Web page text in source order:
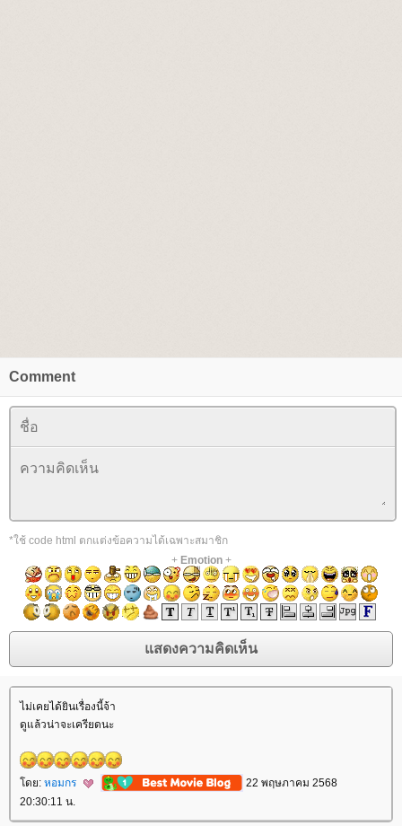
Comment
*ใช้ code html ตกแต่งข้อความได้เฉพาะสมาชิก
+ Emotion+
ไม่เคยได้ยินเรื่องนี้จ้า
ดูแล้วน่าจะเครียดนะ
ดย: หอมกร
22 พฤษภาคม 2568
20:30:11 น.